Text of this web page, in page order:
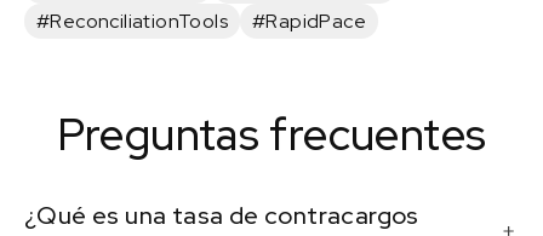
#ReconciliationTools
#RapidPace
Preguntas frecuentes
¿Qué es una tasa de contracargos